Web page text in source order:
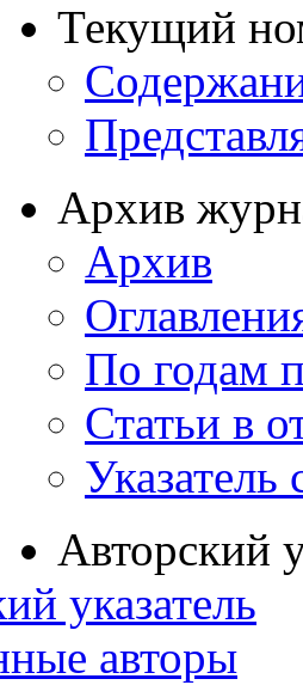
Текущий
Архив
Архив
По годам
Статьи в
Указатель
Авторский
указатель
авторы